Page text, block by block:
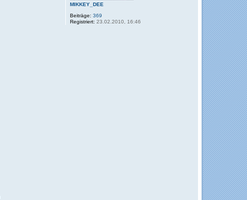
MIKKEY_DEE
Beiträge: 369
Registriert: 23.02.2010, 16:46